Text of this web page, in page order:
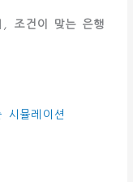
, 조건이 맞는 은행
시뮬레이션